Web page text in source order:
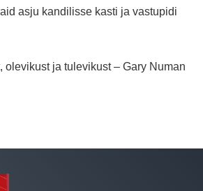
asju kandilisse kasti ja vastupidi
olevikust ja tulevikust – Gary Numan